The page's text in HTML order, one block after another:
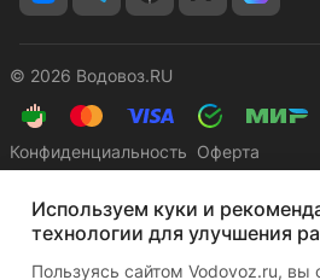
© 2026 Водовоз.RU
Конфиденциальность Оферта
Используем куки и
технологии для улучшения
Пользуясь сайтом Vodovoz.ru, вы